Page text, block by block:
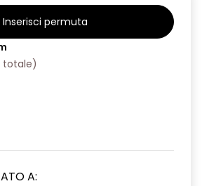
e impulsionali
impulsionali
d'emergenza
allacciate
Inserisci permuta
totale)
A: